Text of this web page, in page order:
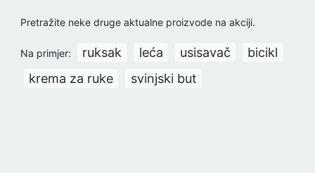
Pretražite neke druge aktualne proizvode na akciji.
Na primjer: ruksak leća usisavač
bicikl
krema za ruke
svinjski but